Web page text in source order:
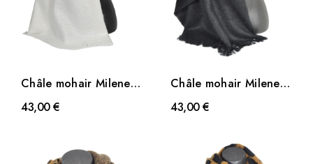
Châle mohair Milene
écru
43,00 €
Châle mohair Milene
noir
43,00 €